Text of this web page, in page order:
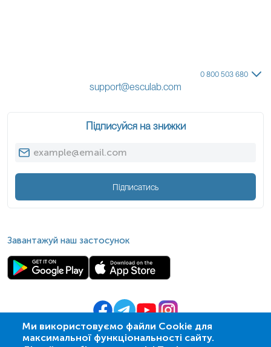
Ми використовуємо файли Cookie для
максимальної функціональності сайту.
0 800 503 680
support@esculab.com
Підписуйся на знижки
Підписатись
Завантажуй наш застосунок
© 2009- 2026 | ПСМЛ «Ескулаб»